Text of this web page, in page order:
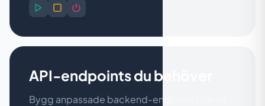
API-endpoints du behöver
Bygg anpassade backend-endpoints för att